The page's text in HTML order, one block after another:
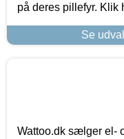
på deres pillefyr. Klik
Se
Wattoo.dk sælger el-